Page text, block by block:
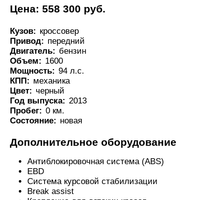
Цена: 558 300 руб.
Кузов: кроссовер
Привод: передний
Двигатель: бензин
Объем: 1600
Мощность: 94 л.с.
КПП: механика
Цвет: черный
Год выпуска: 2013
Пробег: 0 км.
Состояние: новая
Дополнительное оборудование
Антиблокировочная система (ABS)
EBD
Система курсовой стабилизации
Break assist